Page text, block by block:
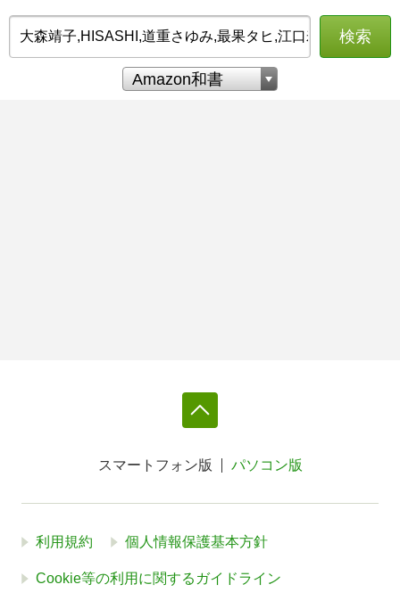
検索
スマートフォン版 パソコン版
利用規約 個人情報保護基本方針
Cookie等の利用に関するガイドライン